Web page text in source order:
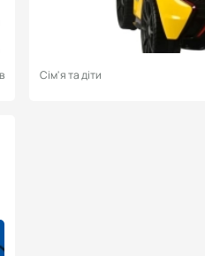
Сім'я та діти